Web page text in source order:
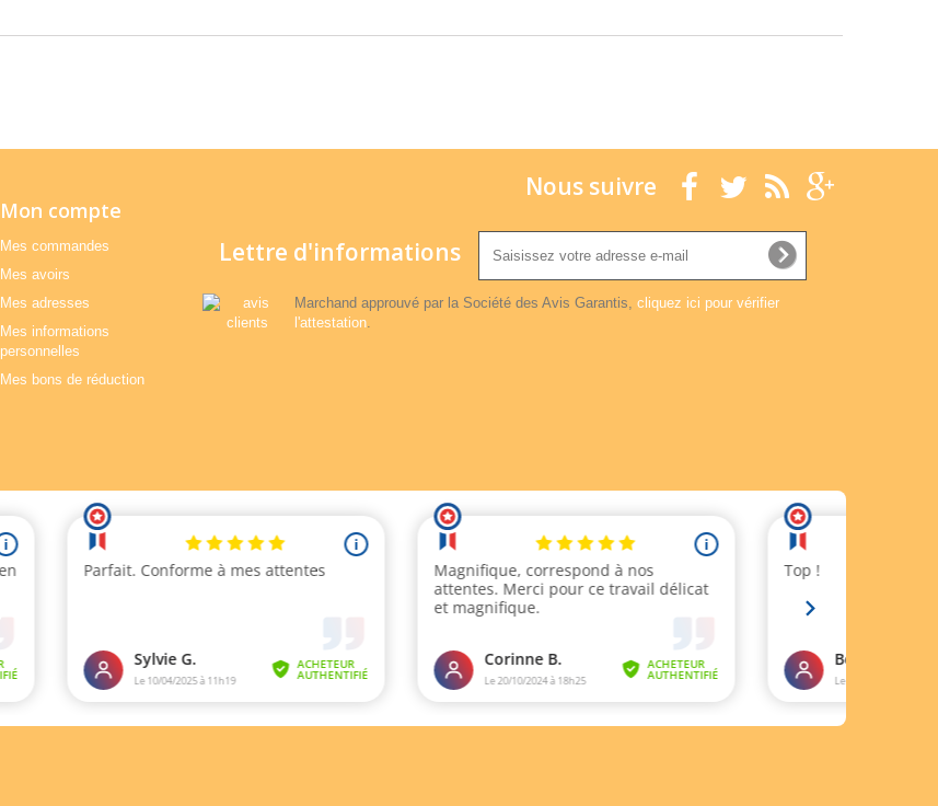
Nous suivre
Mon compte
Mes commandes
Mes avoirs
Mes adresses
Mes informations
personnelles
Mes bons de réduction
Lettre d'informations
Marchand approuvé par la Société des Avis Garantis, cliquez ici pour vérifier
l'attestation.